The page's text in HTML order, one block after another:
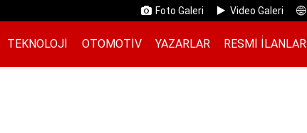
Foto Galeri Video Galeri
TEKNOLOJI OTOMOTIV YAZARLAR RESMI İ̇LANLAR